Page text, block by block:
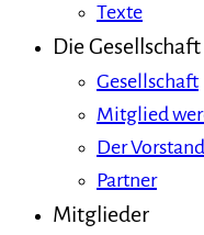
Texte
Die Gesellschaft
Gesellschaft
Mitglied
Der Vorstand
Partner
Mitglieder